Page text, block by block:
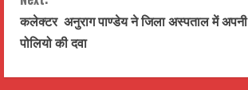
n
t
कलेक्टर अनुराग पाण्डेय ने जिला अस्पताल में अपनी
पोलियो की दवा